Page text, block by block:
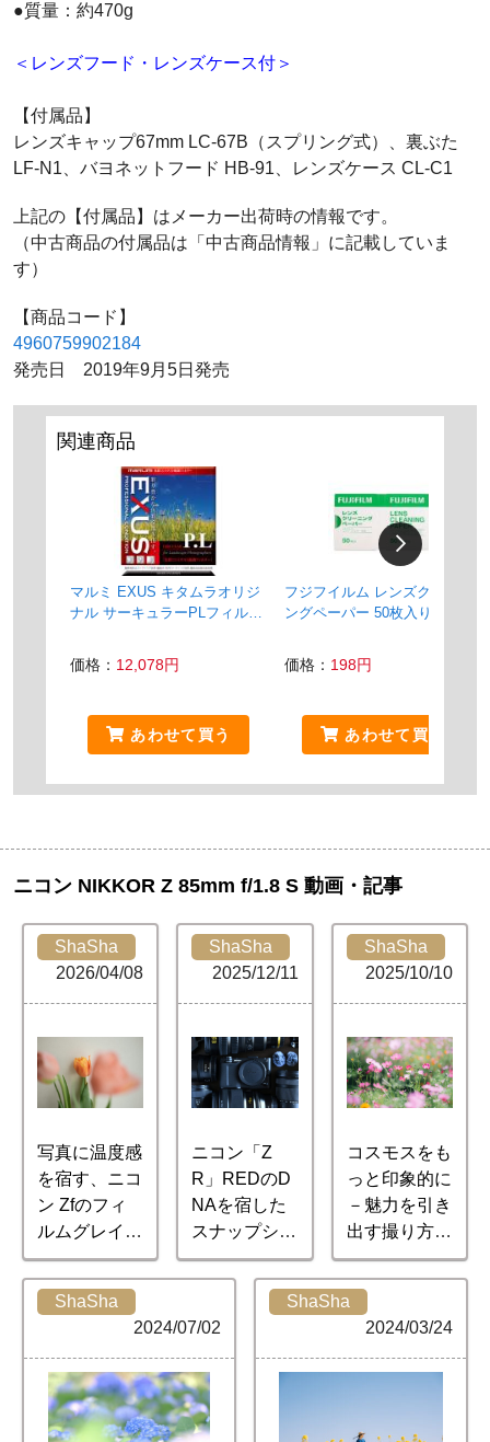
●質量：約470g
＜レンズフード・レンズケース付＞
【付属品】
レンズキャップ67mm LC-67B（スプリング式）、裏ぶた
LF-N1、バヨネットフード HB-91、レンズケース CL-C1
上記の【付属品】はメーカー出荷時の情報です。
（中古商品の付属品は「中古商品情報」に記載していま
す）
【商品コード】
4960759902184
発売日 2019年9月5日発売
関連商品
マルミ EXUS キタムラオリジ
ナル サーキュラーPLフィルタ
価格： 12,078円
あわせて買う
フジフイルム レンズクリーニ
ングペーパー 50枚入り
価格： 198円
あわせて買う
ニコン NIKKOR Z 85mm f/1.8 S 動画・記事
ShaSha
2026/04/08
写真に温度感
を宿す、ニコ
ン Zfのフィ
ルムグレイン
で広がる表現
ShaSha
2025/12/11
ニコン「Z
R」REDのD
NAを宿した
スナップシュ
ーター
ShaSha
2025/10/10
コスモスをも
っと印象的に
－魅力を引き
出す撮り方の
コツ－
ShaSha
2024/07/02
ShaSha
2024/03/24